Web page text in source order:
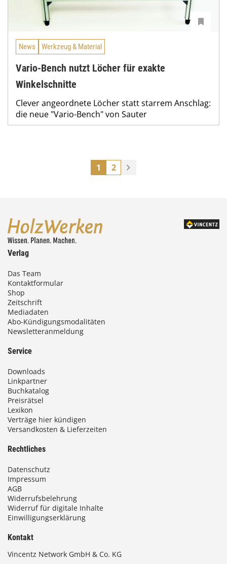
News Werkzeug & Material
Vario-Bench nutzt Löcher für exakte
Winkelschnitte
Clever angeordnete Löcher statt starrem Anschlag:
die neue "Vario-Bench" von Sauter
1 2
Verlag
Das Team
Kontaktformular
Shop
Zeitschrift
Mediadaten
Abo-Kündigungsmodalitäten
Newsletteranmeldung
Service
Downloads
Linkpartner
Buchkatalog
Preisrätsel
Lexikon
Verträge hier kündigen
Versandkosten & Lieferzeiten
Rechtliches
Datenschutz
Impressum
AGB
Widerrufsbelehrung
Widerruf für digitale Inhalte
Einwilligungserklärung
Kontakt
Vincentz Network GmbH & Co. KG